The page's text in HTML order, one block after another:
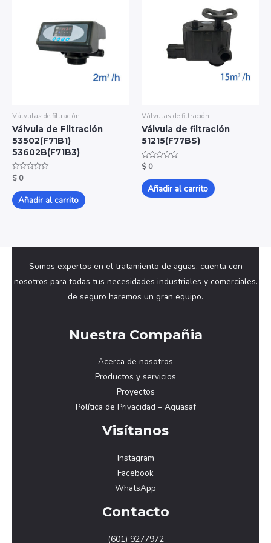
Válvulas de filtración
Válvula de Filtración
53502(F71B1)
53602B(F71B3)
Valorado
con
de
5
$ 0
Añadir al carrito
Válvulas de filtración
Válvula de filtración
51215(F77BS)
Valorado
con
de
5
$ 0
Añadir al carrito
Somos expertos en el tratamiento de aguas, cuenta con
nosotros para todas tus necesidades industriales y comerciales.
de seguro haremos un gran equipo.
Nuestra Compañia
Acerca de nosotros
Productos y servicios
Proyectos
Política de Privacidad – Aquasaf
Visítanos
Instagram
Facebook
WhatsApp
Contacto
(601) 9277972